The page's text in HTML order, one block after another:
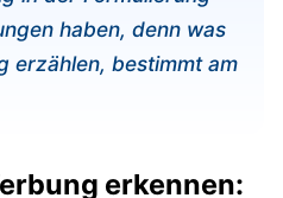
haben, denn was
erzählen, bestimmt am
erkennen: